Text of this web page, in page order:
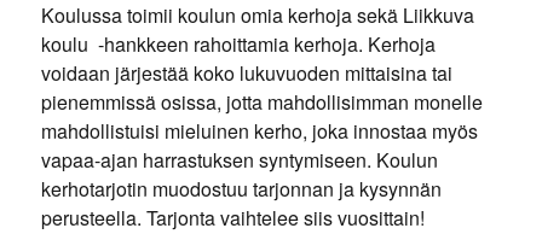
Koulussa toimii koulun omia kerhoja sekä Liikkuva
koulu -hankkeen rahoittamia kerhoja. Kerhoja
voidaan järjestää koko lukuvuoden mittaisina tai
pienemmissä osissa, jotta mahdollisimman monelle
mahdollistuisi mieluinen kerho, joka innostaa myös
vapaa-ajan harrastuksen syntymiseen. Koulun
kerhotarjotin muodostuu tarjonnan ja kysynnän
perusteella. Tarjonta vaihtelee siis vuosittain!